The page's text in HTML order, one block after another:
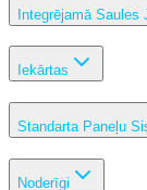
Integrējamā Saules
Iekārtas
Standarta Paneļu
Noderīgi